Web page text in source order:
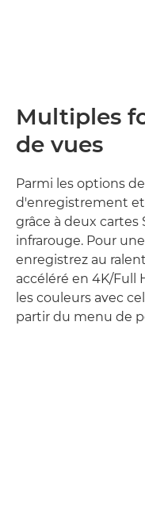
Multiples
de vues
Parmi les options
d'enregistrement
grâce à deux cartes
infrarouge. Pour
enregistrez au
accéléré en 4K/Full
les couleurs avec
partir du menu de